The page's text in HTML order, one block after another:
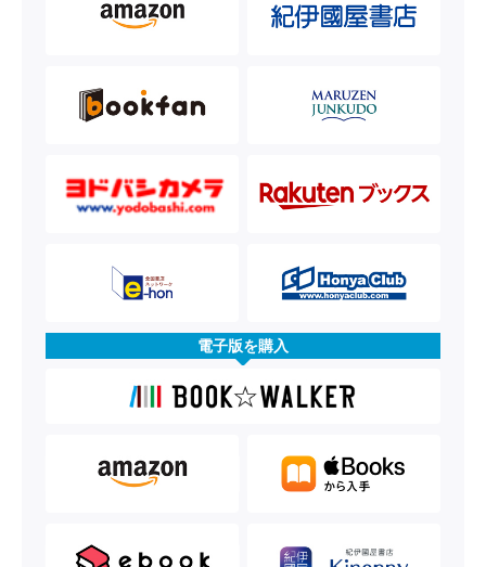
電子版を購入